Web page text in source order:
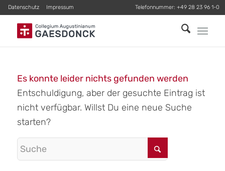
Datenschutz Impressum Telefonnummer: +49 28 23 96 1-0
Es konnte leider nichts gefunden werden
Entschuldigung, aber der gesuchte Eintrag ist
nicht verfügbar. Willst Du eine neue Suche
starten?